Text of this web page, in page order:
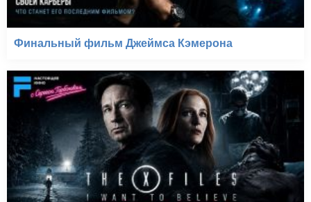
Финальный фильм Джеймса Кэмерона